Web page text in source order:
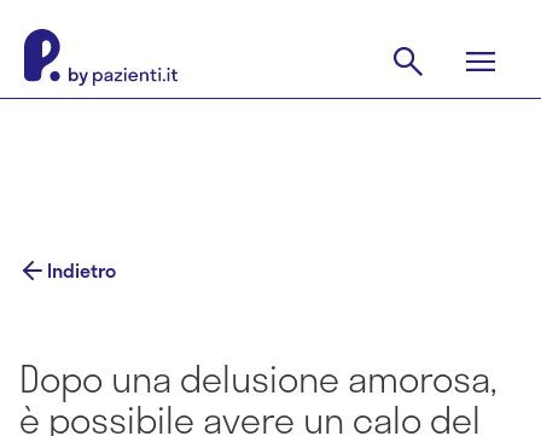
Indietro
Dopo una delusione amorosa,
è possibile avere un calo del